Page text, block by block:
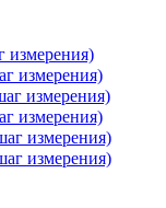
измерения)
измерения)
измерения)
измерения)
измерения)
измерения)